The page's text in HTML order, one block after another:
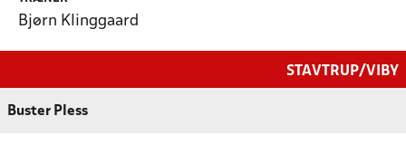
Bjørn Klinggaard
STAVTRUP/VIBY
Buster Pless